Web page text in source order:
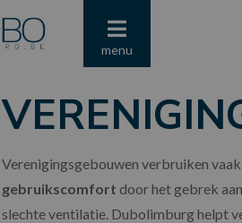
menu
Verenigingsgebouwen verbruiken
gebruikscomfort door het gebrek
slechte ventilatie. Dubolimburg helpt